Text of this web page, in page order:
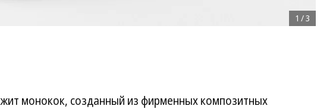
1 /3
монокок, созданный из фирменных композитных